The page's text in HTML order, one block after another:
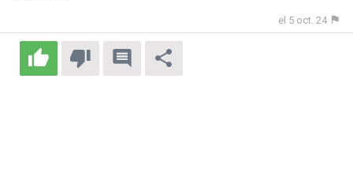
el 5 oct. 24